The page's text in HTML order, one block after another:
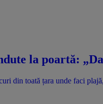
la poartă:
din toată țara unde faci